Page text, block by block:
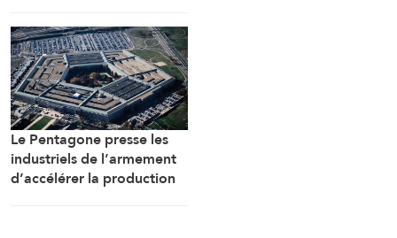
malgré toutes les pressions
Le Pentagone presse les
industriels de l’armement
d’accélérer la production